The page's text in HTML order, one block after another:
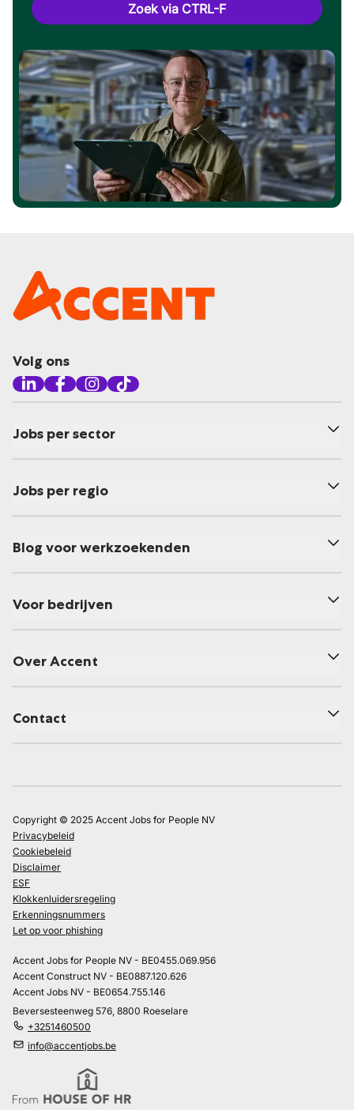
Zoek via CTRL-F
Volg ons
Jobs per sector
Jobs per regio
Blog voor werkzoekenden
Voor bedrijven
Over Accent
Contact
Copyright © 2025 Accent Jobs for People NV
Privacybeleid
Cookiebeleid
Disclaimer
ESF
Klokkenluidersregeling
Erkenningsnummers
Let op voor phishing
Accent Jobs for People NV - BE0455.069.956
Accent Construct NV - BE0887.120.626
Accent Jobs NV - BE0654.755.146
Beversesteenweg 576, 8800 Roeselare
+3251460500
info@accentjobs.be